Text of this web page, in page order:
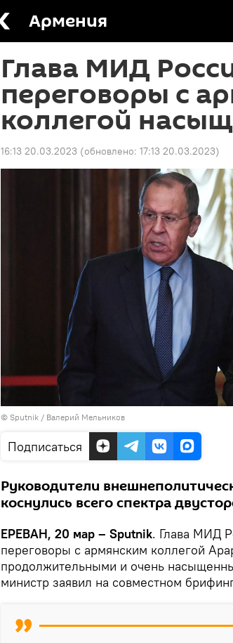
Армения
Глава МИД
переговоры с
коллегой
16:13 20.03.2023 (обновлено: 17:13 20.03.2023)
© Sputnik / Валерий Мельников
Подписаться
Руководители
коснулись всего спектра
ЕРЕВАН, 20 мар – Sputnik. Глава МИД
переговоры с армянским коллегой
продолжительными и очень
министр заявил на совместном